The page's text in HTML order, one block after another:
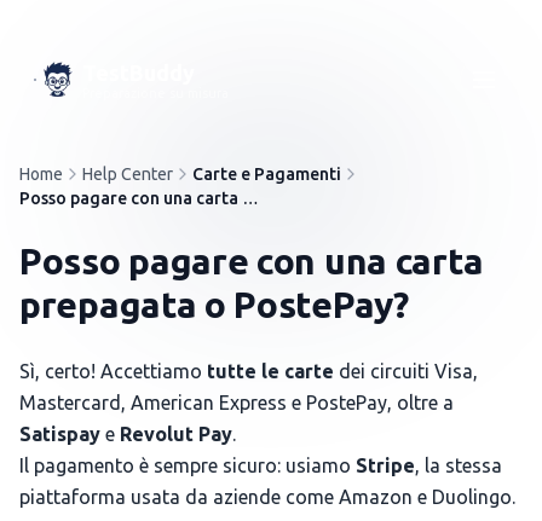
Home Help Center
Carte e Pagamenti
Posso pagare con una carta prepagata o PostePay?
Posso pagare con una carta
prepagata o PostePay?
Sì, certo! Accettiamo tutte le carte dei circuiti Visa,
Mastercard, American Express e PostePay, oltre a
Satispay e Revolut Pay.
Il pagamento è sempre sicuro: usiamo Stripe, la stessa
piattaforma usata da aziende come Amazon e Duolingo.